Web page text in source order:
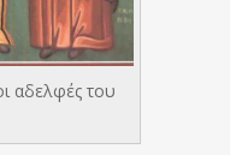
αδελφές του